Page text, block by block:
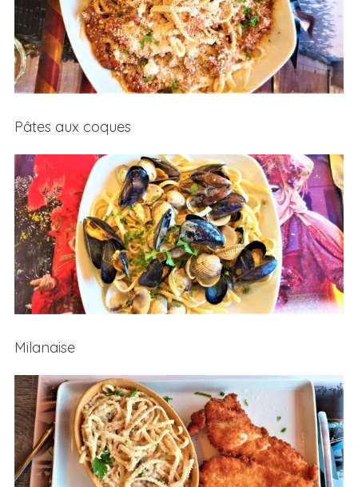
Pâtes aux coques
Milanaise